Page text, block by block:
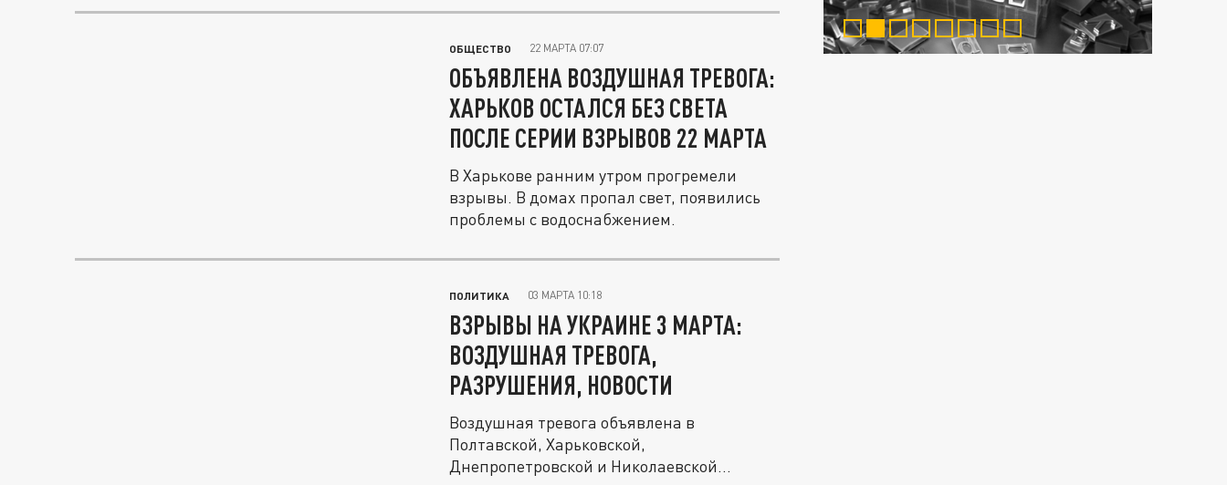
ОБЩЕСТВО 22 МАРТА 07:07
ОБЪЯВЛЕНА ВОЗДУШНАЯ ТРЕВОГА:
ХАРЬКОВ ОСТАЛСЯ БЕЗ СВЕТА
ПОСЛЕ СЕРИИ ВЗРЫВОВ 22 МАРТА
В Харькове ранним утром прогремели
взрывы. В домах пропал свет, появились
проблемы с водоснабжением.
ПОЛИТИКА 03 МАРТА 10:18
ВЗРЫВЫ НА УКРАИНЕ 3 МАРТА:
ВОЗДУШНАЯ ТРЕВОГА,
РАЗРУШЕНИЯ, НОВОСТИ
Воздушная тревога объявлена в
Полтавской, Харьковской,
Днепропетровской и Николаевской